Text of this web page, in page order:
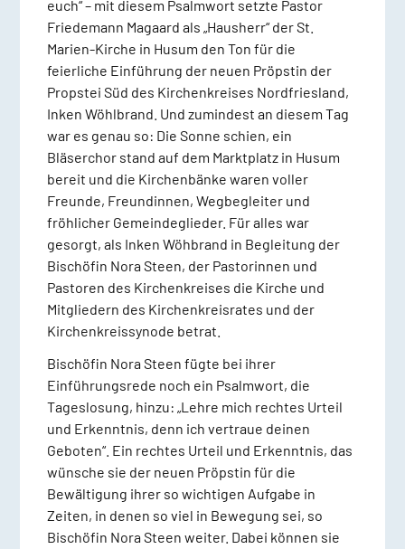
euch“ – mit diesem Psalmwort setzte Pastor
Friedemann Magaard als „Hausherr“ der St.
Marien-Kirche in Husum den Ton für die
feierliche Einführung der neuen Pröpstin der
Propstei Süd des Kirchenkreises Nordfriesland,
Inken Wöhlbrand. Und zumindest an diesem Tag
war es genau so: Die Sonne schien, ein
Bläserchor stand auf dem Marktplatz in Husum
bereit und die Kirchenbänke waren voller
Freunde, Freundinnen, Wegbegleiter und
fröhlicher Gemeindeglieder. Für alles war
gesorgt, als Inken Wöhbrand in Begleitung der
Bischöfin Nora Steen, der Pastorinnen und
Pastoren des Kirchenkreises die Kirche und
Mitgliedern des Kirchenkreisrates und der
Kirchenkreissynode betrat.
Bischöfin Nora Steen fügte bei ihrer
Einführungsrede noch ein Psalmwort, die
Tageslosung, hinzu: „Lehre mich rechtes Urteil
und Erkenntnis, denn ich vertraue deinen
Geboten“. Ein rechtes Urteil und Erkenntnis, das
wünsche sie der neuen Pröpstin für die
Bewältigung ihrer so wichtigen Aufgabe in
Zeiten, in denen so viel in Bewegung sei, so
Bischöfin Nora Steen weiter. Dabei können sie